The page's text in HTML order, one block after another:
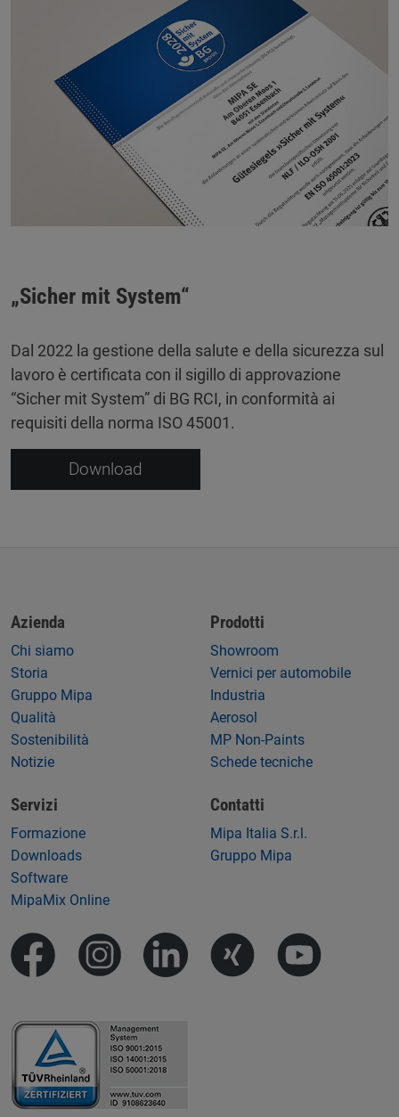
„Sicher mit System“
Dal 2022 la gestione della salute e della sicurezza sul
lavoro è certificata con il sigillo di approvazione
“Sicher mit System” di BG RCI, in conformità ai
requisiti della norma ISO 45001.
Download
Azienda
Chi siamo
Storia
Gruppo Mipa
Qualità
Sostenibilità
Notizie
Prodotti
Showroom
Vernici per automobile
Industria
Aerosol
MP Non-Paints
Schede tecniche
Servizi
Formazione
Downloads
Software
MipaMix Online
Contatti
Mipa Italia S.r.l.
Gruppo Mipa